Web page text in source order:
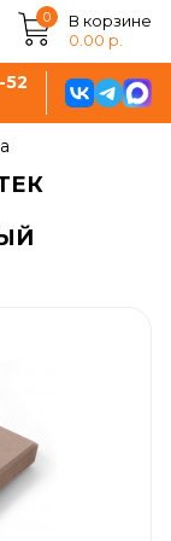
0
В корзине
0.00 р.
52